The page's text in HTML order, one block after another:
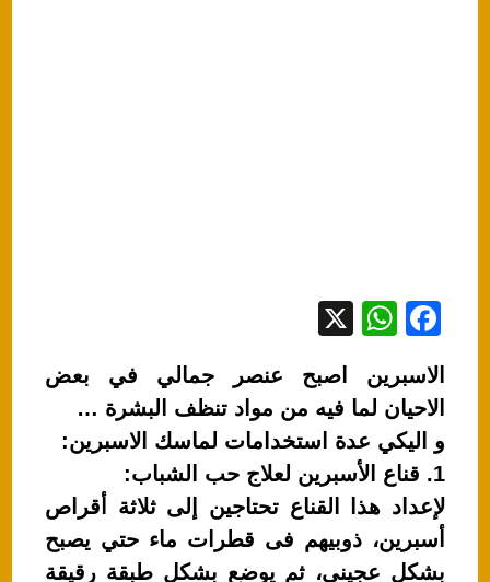
F
c
e
b
o
o
k
W
at
s
A
p
p
الاسبرين اصبح عنصر جمالي في بعض
الاحيان لما فيه من مواد تنظف البشرة …
و اليكي عدة استخدامات لماسك الاسبرين:
1. قناع الأسبرين لعلاج حب الشباب:
لإعداد هذا القناع تحتاجين إلى ثلاثة أقراص
أسبرين، ذوبيهم فى قطرات ماء حتي يصبح
بشكل عجينى، ثم يوضع بشكل طبقة رقيقة